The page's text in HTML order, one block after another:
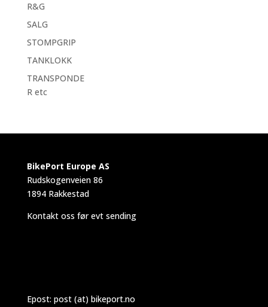
R&G
SALG
STOMPGRIP
TANKLOKK
TRANSPONDE
R etc
BikePort Europe AS
Rudskogenveien 86
1894 Rakkestad
Kontakt oss før evt sending
Epost: post (at) bikeport.no